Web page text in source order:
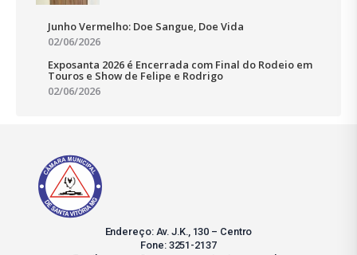
Junho Vermelho: Doe Sangue, Doe Vida
02/06/2026
Exposanta 2026 é Encerrada com Final do Rodeio em
Touros e Show de Felipe e Rodrigo
02/06/2026
Endereço: Av. J.K., 130 – Centro
Fone: 3251-2137